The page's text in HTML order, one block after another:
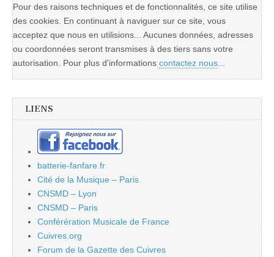
Pour des raisons techniques et de fonctionnalités, ce site utilise
des cookies. En continuant à naviguer sur ce site, vous
acceptez que nous en utilisions... Aucunes données, adresses
ou coordonnées seront transmises à des tiers sans votre
autorisation. Pour plus d'informations contactez nous...
LIENS
batterie-fanfare.fr
Cité de la Musique – Paris
CNSMD – Lyon
CNSMD – Paris
Conférération Musicale de France
Cuivres.org
Forum de la Gazette des Cuivres